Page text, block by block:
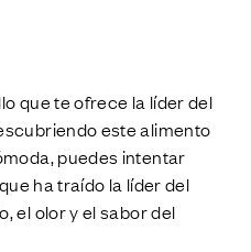
que te ofrece la líder del
este alimento
puedes intentar
ha traído la líder del
el olor y el sabor del